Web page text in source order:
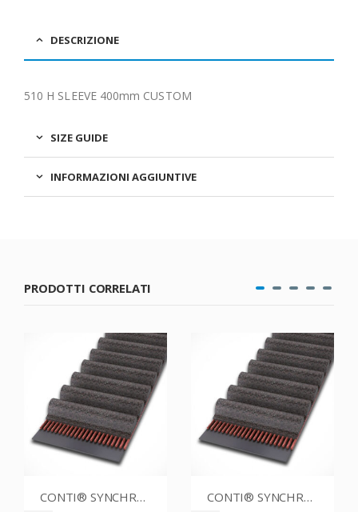
DESCRIZIONE
510 H SLEEVE 400mm CUSTOM
SIZE GUIDE
INFORMAZIONI AGGIUNTIVE
PRODOTTI CORRELATI
CONTI® SYNCHROBELT 76XL CUSTOM CONTI® SYNCHROBELT 80XL037